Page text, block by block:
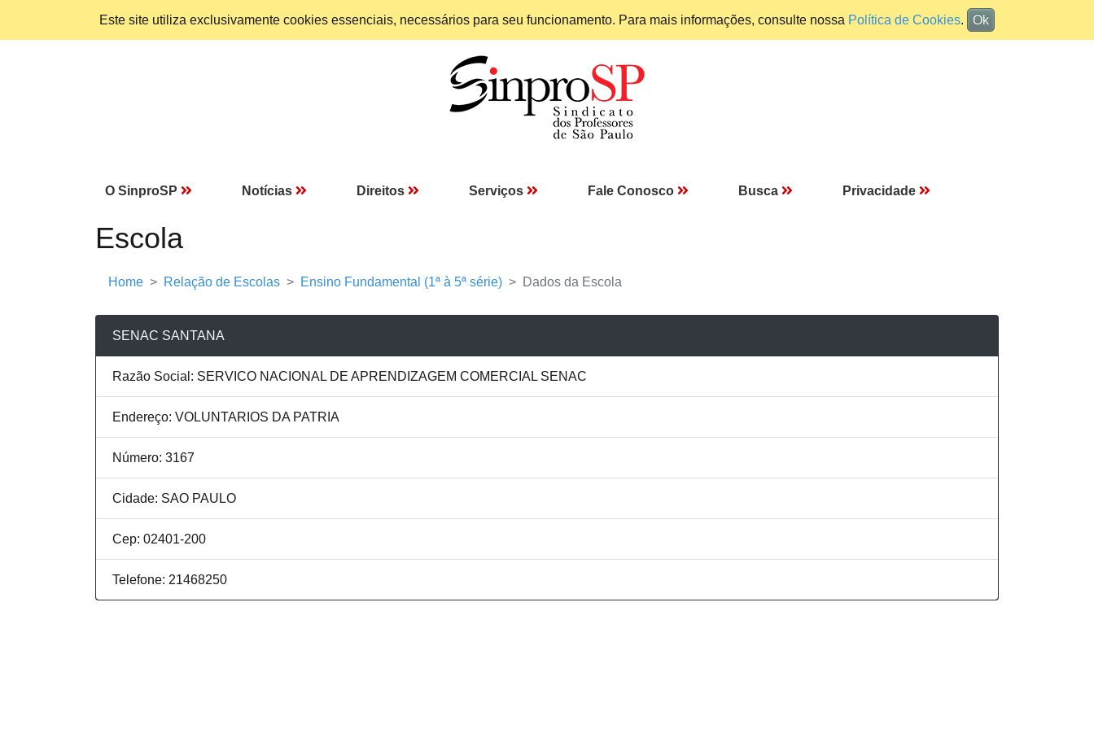
Este site utiliza exclusivamente cookies essenciais, necessários para seu funcionamento. Para mais informações, consulte nossa Política de Cookies. Ok
O SinproSP Notícias Direitos Serviços Fale Conosco Busca Privacidade
Escola
Home Relação de Escolas Ensino Fundamental (1ª à 5ª série) Dados da Escola
SENAC SANTANA
Razão Social: SERVICO NACIONAL DE APRENDIZAGEM COMERCIAL SENAC
Endereço: VOLUNTARIOS DA PATRIA
Número: 3167
Cidade: SAO PAULO
Cep: 02401-200
Telefone: 21468250